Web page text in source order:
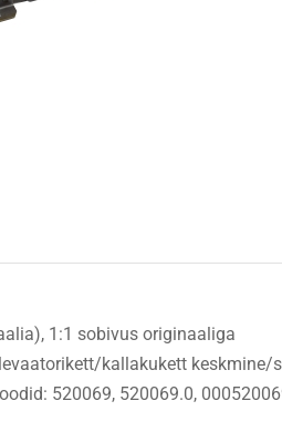
1:1 sobivus originaaliga
kallakukett keskmine/
520069, 520069.0,